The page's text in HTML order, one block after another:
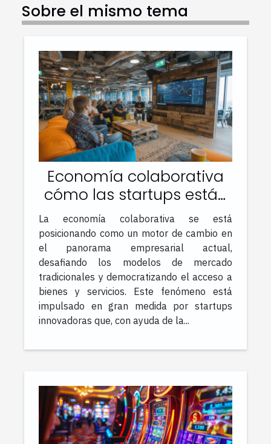
Sobre el mismo tema
Economía colaborativa
cómo las startups están
cambiando el mercado
La economía colaborativa se está
posicionando como un motor de cambio en
el panorama empresarial actual,
desafiando los modelos de mercado
tradicionales y democratizando el acceso a
bienes y servicios. Este fenómeno está
impulsado en gran medida por startups
innovadoras que, con ayuda de la...